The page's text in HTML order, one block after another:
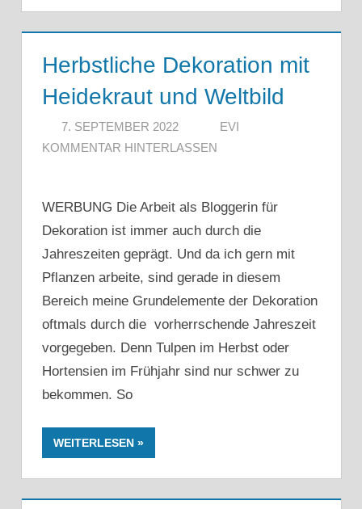
Herbstliche Dekoration mit
Heidekraut und Weltbild
7. SEPTEMBER 2022
EVI
KOMMENTAR HINTERLASSEN
WERBUNG Die Arbeit als Bloggerin für
Dekoration ist immer auch durch die
Jahreszeiten geprägt. Und da ich gern mit
Pflanzen arbeite, sind gerade in diesem
Bereich meine Grundelemente der Dekoration
oftmals durch die vorherrschende Jahreszeit
vorgegeben. Denn Tulpen im Herbst oder
Hortensien im Frühjahr sind nur schwer zu
bekommen. So
WEITERLESEN